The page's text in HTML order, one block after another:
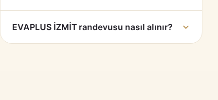
EVAPLUS İZMİT randevusu nasıl alınır?